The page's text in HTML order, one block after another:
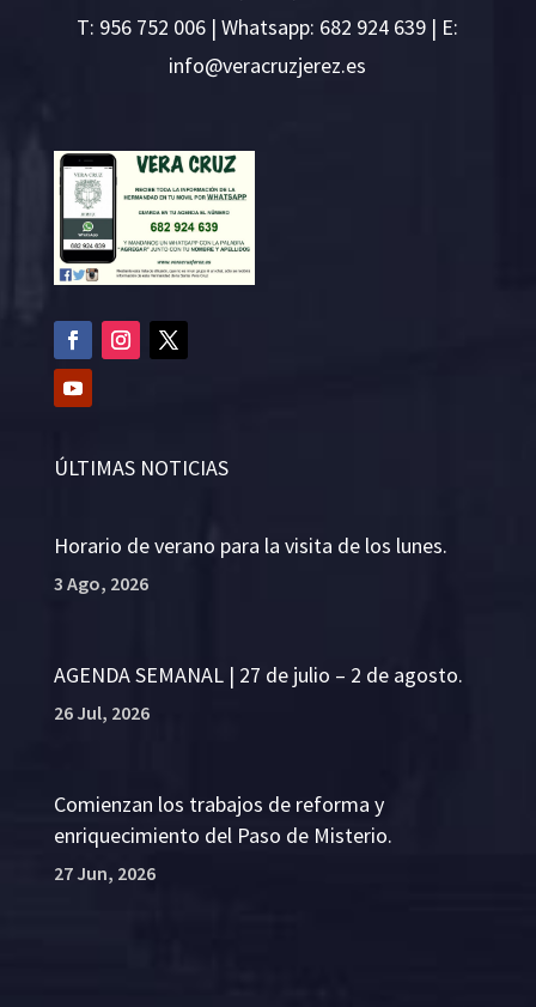
T: 956 752 006 | Whatsapp: 682 924 639 | E:
se.ze
rejzu
rcare
v@ofn
i
ÚLTIMAS NOTICIAS
Horario de verano para la visita de los lunes.
3 Ago, 2026
AGENDA SEMANAL | 27 de julio – 2 de agosto.
26 Jul, 2026
Comienzan los trabajos de reforma y
enriquecimiento del Paso de Misterio.
27 Jun, 2026